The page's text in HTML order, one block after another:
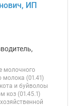
ИП
молочного
молока (01.41)
и буйволоы
коз (01.45.1)